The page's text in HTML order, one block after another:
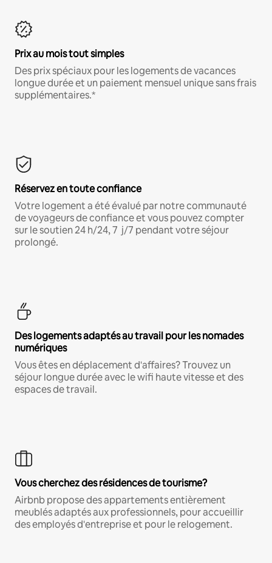
Prix au mois tout simples
Des prix spéciaux pour les logements de vacances
longue durée et un paiement mensuel unique sans frais
supplémentaires.*
Réservez en toute confiance
Votre logement a été évalué par notre communauté
de voyageurs de confiance et vous pouvez compter
sur le soutien 24 h/24, 7 j/7 pendant votre séjour
prolongé.
Des logements adaptés au travail pour les nomades
numériques
Vous êtes en déplacement d'affaires? Trouvez un
séjour longue durée avec le wifi haute vitesse et des
espaces de travail.
Vous cherchez des résidences de tourisme?
Airbnb propose des appartements entièrement
meublés adaptés aux professionnels, pour accueillir
des employés d'entreprise et pour le relogement.